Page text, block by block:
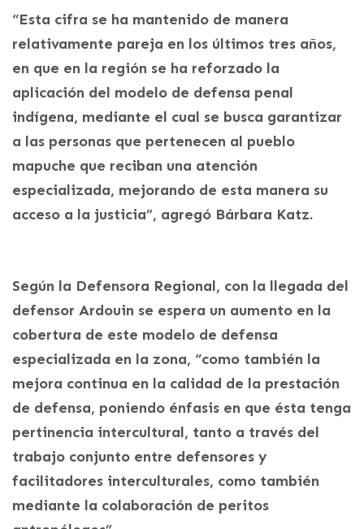
“Esta cifra se ha mantenido de manera
relativamente pareja en los últimos tres años,
en que en la región se ha reforzado la
aplicación del modelo de defensa penal
indígena, mediante el cual se busca garantizar
a las personas que pertenecen al pueblo
mapuche que reciban una atención
especializada, mejorando de esta manera su
acceso a la justicia”, agregó Bárbara Katz.
Según la Defensora Regional, con la llegada del
defensor Ardouin se espera un aumento en la
cobertura de este modelo de defensa
especializada en la zona, “como también la
mejora continua en la calidad de la prestación
de defensa, poniendo énfasis en que ésta tenga
pertinencia intercultural, tanto a través del
trabajo conjunto entre defensores y
facilitadores interculturales, como también
mediante la colaboración de peritos